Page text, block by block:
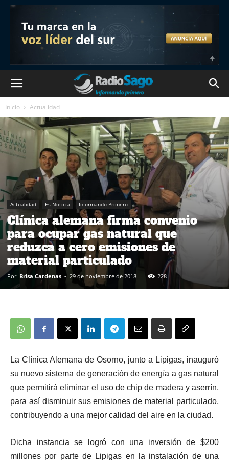
Inicio Actualidad
Actualidad Es Noticia Informando Primero
Clínica alemana firma convenio
para ocupar gas natural que
reduzca a cero emisiones de
material particulado
Por Brisa Cardenas - 29 de noviembre de 2018 228
La Clínica Alemana de Osorno, junto a Lipigas, inauguró
su nuevo sistema de generación de energía a gas natural
que permitirá eliminar el uso de chip de madera y aserrín,
para así disminuir sus emisiones de material particulado,
contribuyendo a una mejor calidad del aire en la ciudad.
Dicha instancia se logró con una inversión de $200
millones por parte de Lipigas en la instalación de una